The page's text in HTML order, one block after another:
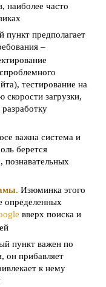
наиболее часто
пункт предполагает
–
тестирование на
загрузки,
важна система и
берется
познавательных
Изюминка этого
определенных
вверх поиска и
пункт важен по
он прибавляет
к нему